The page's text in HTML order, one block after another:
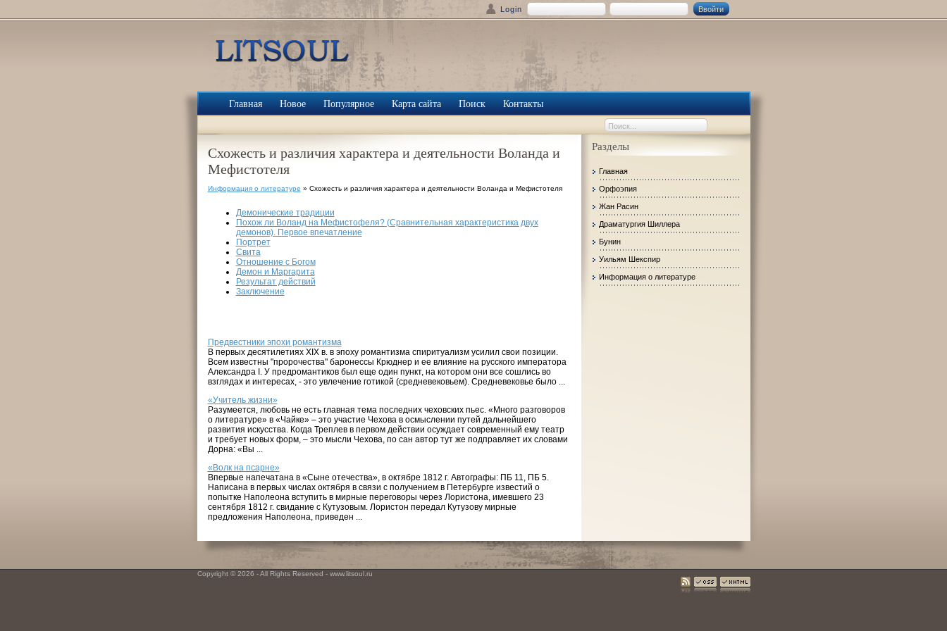
Login
Главная Новое Популярное Карта сайта Поиск Контакты
Схожесть и различия характера и деятельности Воланда и
Мефистотеля
Информация о литературе » Схожесть и различия характера и деятельности Воланда и Мефистотеля
Демонические традиции
Похож ли Воланд на Мефистофеля? (Сравнительная характеристика двух
демонов). Первое впечатление
Портрет
Свита
Отношение с Богом
Демон и Маргарита
Результат действий
Заключение
Предвестники эпохи романтизма
В первых десятилетиях XIX в. в эпоху романтизма спиритуализм усилил свои позиции.
Всем известны "пророчества" баронессы Крюднер и ее влияние на русского императора
Александра I. У предромантиков был еще один пункт, на котором они все сошлись во
взглядах и интересах, - это увлечение готикой (средневековьем). Средневековье было ...
«Учитель жизни»
Разумеется, любовь не есть главная тема последних чеховских пьес. «Много разговоров
о литературе» в «Чайке» – это участие Чехова в осмыслении путей дальнейшего
развития искусства. Когда Треплев в первом действии осуждает современный ему театр
и требует новых форм, – это мысли Чехова, по сан автор тут же подправляет их словами
Дорна: «Вы ...
«Волк на псарне»
Впервые напечатана в «Сыне отечества», в октябре 1812 г. Автографы: ПБ 11, ПБ 5.
Написана в первых числах октября в связи с получением в Петербурге известий о
попытке Наполеона вступить в мирные переговоры через Лористона, имевшего 23
сентября 1812 г. свидание с Кутузовым. Лористон передал Кутузову мирные
предложения Наполеона, приведен ...
Разделы
Главная
Орфоэпия
Жан Расин
Драматургия Шиллера
Бунин
Уильям Шекспир
Информация о литературе
Copyright © 2026 - All Rights Reserved - www.litsoul.ru